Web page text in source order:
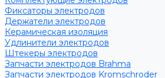
Фиксаторы электродов
Держатели электродов
Керамическая изоляция
Удлинители электродов
Штекеры электродов
Запчасти электродов Brahma
Запчасти электродов Kromschroder